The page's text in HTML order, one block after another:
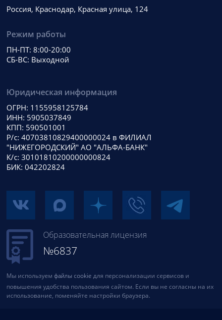
Россия, Краснодар, Красная улица, 124
Режим работы
ПН-ПТ: 8:00-20:00
СБ-ВС: Выходной
Юридическая информация
ОГРН: 1155958125784
ИНН: 5905037849
КПП: 590501001
Р/с: 40703810829400000024 в ФИЛИАЛ
"НИЖЕГОРОДСКИЙ" АО "АЛЬФА-БАНК"
К/с: 30101810200000000824
БИК: 042202824
Образовательная лицензия
№6837
Мы используем файлы cookie для персонализации сервисов и
повышения удобства пользования сайтом. Если вы не согласны на их
использование, поменяйте настройки браузера.